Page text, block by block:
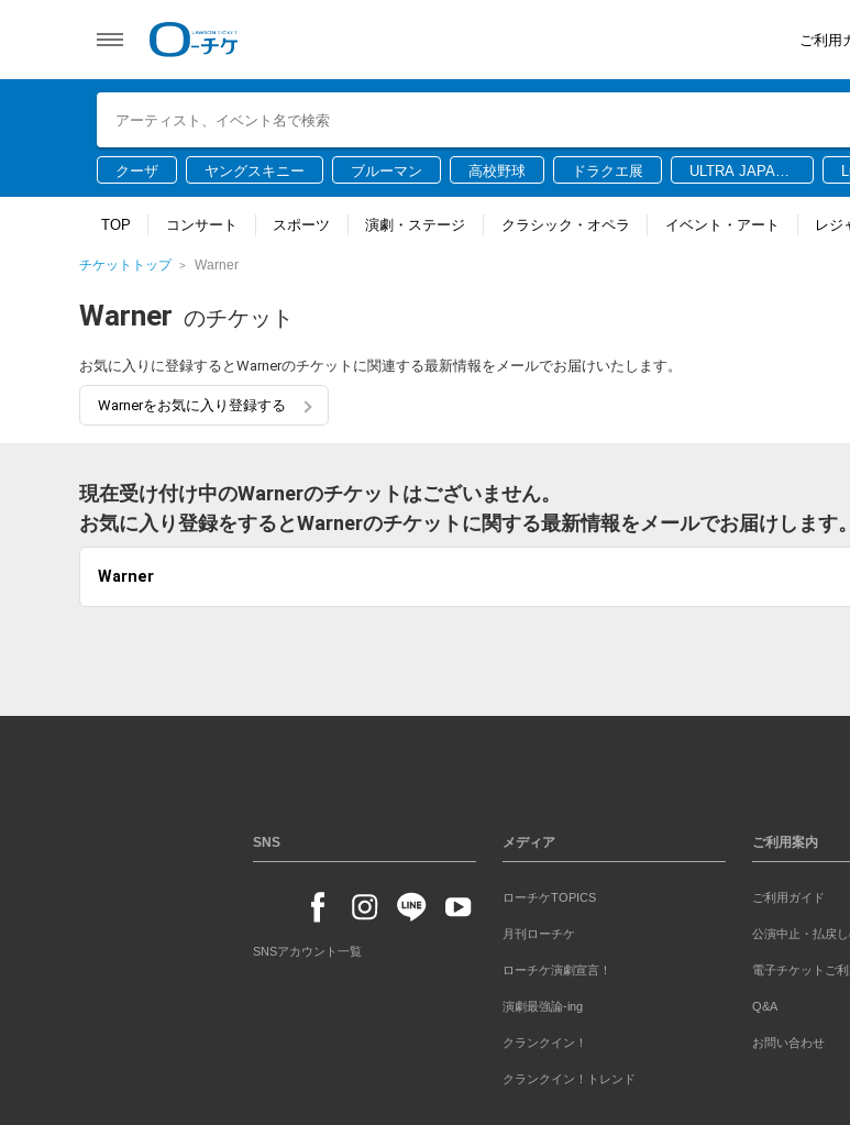
ご利用
クーザ ヤングスキニー ブルーマン 高校野球 ドラクエ展
ULTRA JAPAN
TOP コンサート スポーツ 演劇・ステージ クラシック・オペラ イベント・アート レジ
チケットトップ Warner
Warner のチケット
お気に入りに登録するとWarnerのチケットに関連する最新情報をメールでお届けいたします。
Warnerをお気に入り登録する
現在受け付け中のWarnerのチケットはございません。
お気に入り登録をするとWarnerのチケットに関する最新情報をメールでお届けします。
Warner
SNS
SNSアカウント一覧
メディア
ローチケTOPICS
月刊ローチケ
ローチケ演劇宣言！
演劇最強論-ing
クランクイン！
クランクイン！トレンド
ご利用案内
ご利用ガイド
公演中止・払戻
電子チケットご
Q&A
お問い合わせ